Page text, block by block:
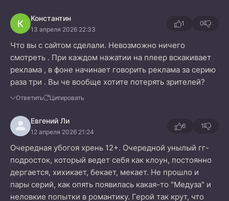
К Константин
13 апреля 2026 22:33
1 0
Что вы с сайтом сделали. Невозможно ничего
смотреть . При каждом нажатии на плеер вскакивает
реклама , в фоне начинает говорить реклама за серию
раза три . Вы че вообще хотите потерять зрителей?
Ответить Цитировать
Евгений Ли
12 апреля 2026 21:24
6 1
Очередная убогоя хрень 12+. Очередной унылый гг-
подросток, который ведет себя как клоун, постоянно
дергается, хихикает, бекает, мекает. Не прошло и
пары серий, как опять появилась какая-то "Медуза" и
неловкие попытки в романтику. Герой так крут, что